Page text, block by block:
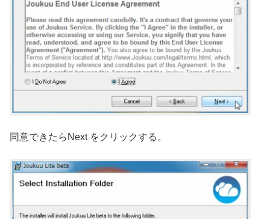
同意できたらNext をクリックする。